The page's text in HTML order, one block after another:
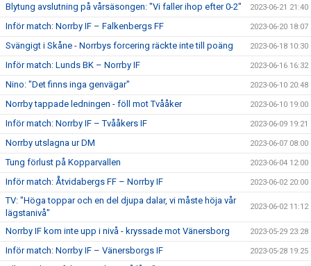
Blytung avslutning på vårsäsongen: "Vi faller ihop efter 0-2" 2023-06-21 21:40
Inför match: Norrby IF – Falkenbergs FF 2023-06-20 18:07
Svängigt i Skåne - Norrbys forcering räckte inte till poäng 2023-06-18 10:30
Inför match: Lunds BK – Norrby IF 2023-06-16 16:32
Nino: "Det finns inga genvägar" 2023-06-10 20:48
Norrby tappade ledningen - föll mot Tvååker 2023-06-10 19:00
Inför match: Norrby IF – Tvååkers IF 2023-06-09 19:21
Norrby utslagna ur DM 2023-06-07 08:00
Tung förlust på Kopparvallen 2023-06-04 12:00
Inför match: Åtvidabergs FF – Norrby IF 2023-06-02 20:00
TV: "Höga toppar och en del djupa dalar, vi måste höja vår
lägstanivå"
2023-06-02 11:12
Norrby IF kom inte upp i nivå - kryssade mot Vänersborg 2023-05-29 23:28
Inför match: Norrby IF – Vänersborgs IF 2023-05-28 19:25